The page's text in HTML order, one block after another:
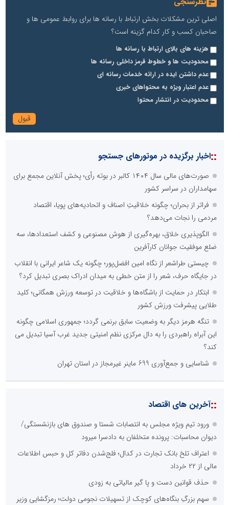
اصلی ترین مشکلات بخش ارتباط با رسانه ها برای روابط عمومی ها و
صاحبان کسب و کار کدام گزینه است؟
هزینه های بالای ارتباط با رسانه ها
محدودیت ها و خطوط قرمز داخلی رسانه ها
عدم داشتن ایده در ارائه خدمات رسانه ای
عدم اعتبار ویژه به محتواهای خبری
محدودیت در انتشار محتوا
::اخبار برگزیده در موتورهای جستجو
صورت‌های مالی سال ۱۴۰۴ کالبر در بوته رأی؛ پخش آنلاین مجمع برای
سهامداران در سراسر کشور
فراتر از بحران؛ چگونه خلاقیتِ اصناف و اتحادیه‌های پویا، اقتصاد
مردمی را نجات می‌دهد؟
الگوپذیری خلاق، بهره‌گیری از هوش مصنوعی و کشف استعدادها، سه
ضلع موفقیت جوانان کارآفرین
چیستی طراشعر از نگاه امین افضل‌پور؛ چگونه یک شاعر ایرانی با انقلاب
در جایگاه حرف، شعر را از متن خطی به میدان ادراک بصری تبدیل کرد؟
ابتکار در حمایت از باشگاه‌ها و خلاقیت در توسعه ورزش همگانی؛ کلید
طلایی پیشرفت ورزش کشور
تنگه هرمز دیگر به وضعیت سابق برنمی گردد؛ جمهوری اسلامی چگونه
این آبراه راهبردی را به دال مرکزی نظم امنیتی جدید غرب آسیا تبدیل می
کند؟
شناسایی و جمع‌آوری 699 ماینر غیرمجاز در استان تهران
::آخرین های اقتصاد
ورود تیم ویژه مجلس به انتصابات شستا و صندوق های بازنشستگی/
دیوان محاسبات: پرونده متخلفان به دادسرا میرود
اعتراف تلخ بانک تجارت در کدال؛ فلج‌شدن دفاتر کل و حبس اطلاعات
مالی از ۲۲ خرداد
حذف قوانین دست و پا گیر مالیاتی به زودی
سهم بزرگِ بنگاه‌های کوچک از تسهیلات نجومی دولت؛ رمزگشایی وزیر